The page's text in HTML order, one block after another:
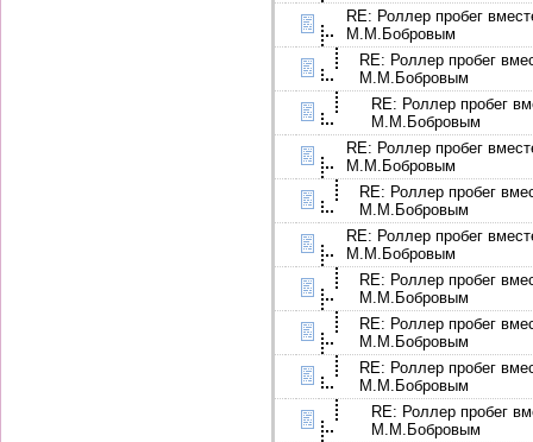
RE: Роллер пробег
М.М.Бобровым
RE: Роллер пробег
М.М.Бобровым
RE: Роллер пробег
М.М.Бобровым
RE: Роллер пробег
М.М.Бобровым
RE: Роллер пробег
М.М.Бобровым
RE: Роллер пробег
М.М.Бобровым
RE: Роллер пробег
М.М.Бобровым
RE: Роллер пробег
М.М.Бобровым
RE: Роллер пробег
М.М.Бобровым
RE: Роллер пробег
М.М.Бобровым